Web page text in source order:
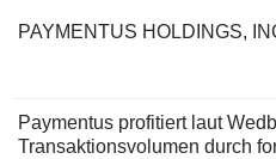
PAYMENTUS HOLDINGS,
Paymentus profitiert laut
Transaktionsvolumen durch